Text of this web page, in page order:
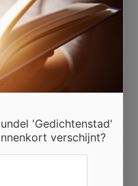
eren.
teveel
'Gedichtenstad'
verschijnt?